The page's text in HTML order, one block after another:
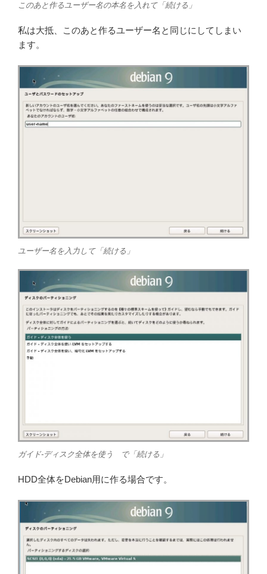
このあと作るユーザー名の本名を入れて「続ける」
私は大抵、このあと作るユーザー名と同じにしてしまい
ます。
ユーザー名を入力して「続ける」
ガイド-ディスク全体を使う で「続ける」
HDD全体をDebian用に作る場合です。